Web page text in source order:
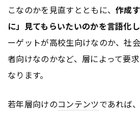
こなのかを見直すとともに、作成
に」見てもらいたいのかを言語化
ーゲットが高校生向けなのか、社
者向けなのかなど、層によって要
なります。
若年層向けのコンテンツであれば